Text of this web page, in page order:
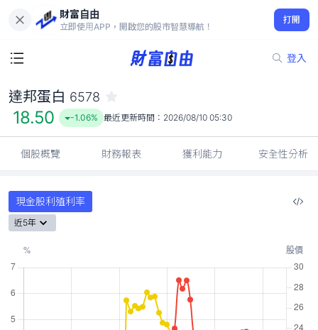
財富自由
立即使用APP，開啟您的股市智慧導航！
打開
登入
18.50
-1.06%
達邦蛋白 6578
18.50 -1.06% 最近更新時間： 2026/08/10 05:30
個股概覽 財務報表 獲利能力 安全性分析
現金股利殖利率
近5年